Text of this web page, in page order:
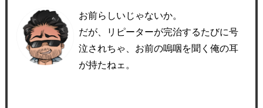
お前らしいじゃないか。
だが、リピーターが完治するたびに号
泣されちゃ、お前の嗚咽を聞く俺の耳
が持たねェ。